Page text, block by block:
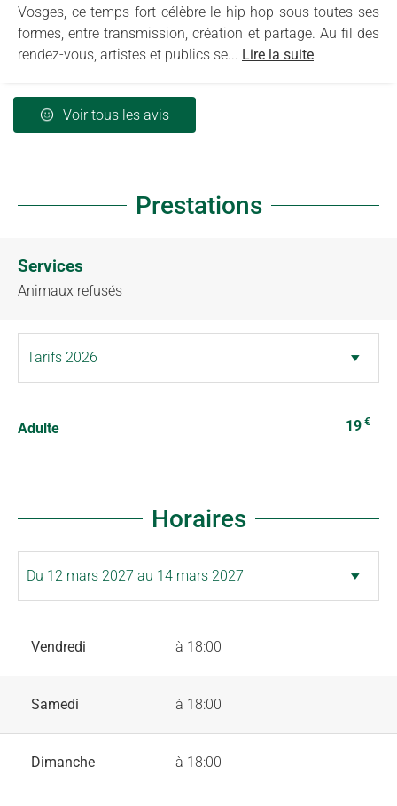
Vosges, ce temps fort célèbre le hip-hop sous toutes ses
formes, entre transmission, création et partage. Au fil des
rendez-vous, artistes et publics se... Lire la suite
Voir tous les avis
Prestations
Services
Animaux refusés
Adulte 19 €
Horaires
Vendredi à 18:00
Samedi à 18:00
Dimanche à 18:00